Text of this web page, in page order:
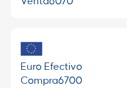
Euro Efectivo
Compra6700